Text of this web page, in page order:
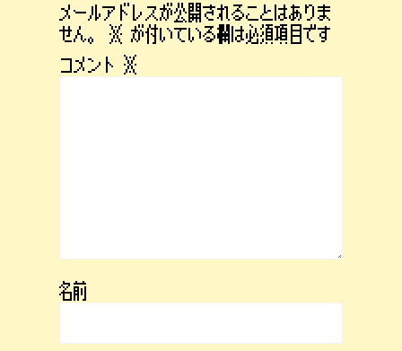
メールアドレスが公開されることはありま
せん。
※ が付いている欄は必須項目です
コメント ※
名前